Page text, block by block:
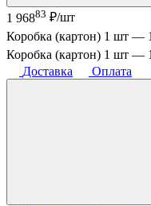
1 96883 ₽/шт
Коробка (картон) 1 шт —
Коробка (картон) 1 шт —
Доставка
Оплата